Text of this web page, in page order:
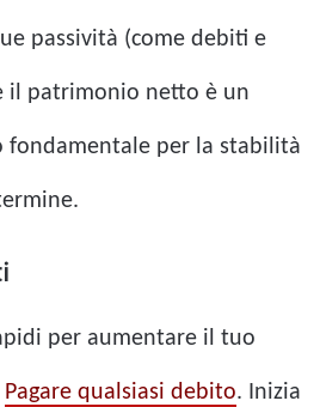
passività (come debiti e
il patrimonio netto è un
per la stabilità
per aumentare il tuo
Pagare qualsiasi debito. Inizia